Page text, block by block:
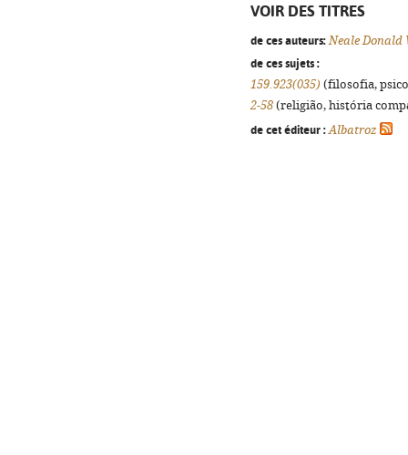
VOIR DES TITRES
de ces auteurs: Neale Donald
de ces sujets :
159.923(035) (filosofia,
2-58 (religião, história
de cet éditeur : Albatroz